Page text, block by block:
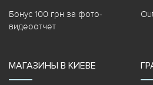
Бонус 100 грн за фото-
видеоотчет
МАГАЗИНЫ В КИЕВЕ